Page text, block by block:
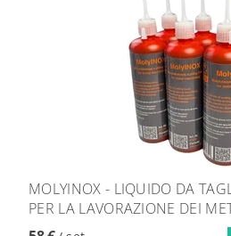
MOLYINOX - LIQUIDO DA
PER LA LAVORAZIONE DEI